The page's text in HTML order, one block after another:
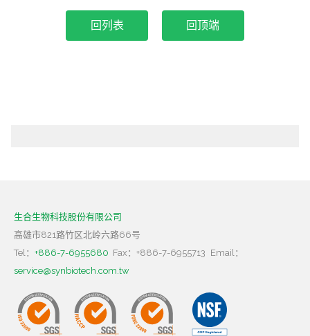
回顶端
生合生物科技股份有限公司
高雄市821路竹区北岭六路66号
Tel： +886-7-6955680 Fax：+886-7-6955713 Email：
service@synbiotech.com.tw